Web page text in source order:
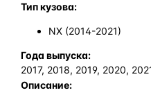
Тип кузова:
NX (2014-2021)
Года выпуска:
2017, 2018, 2019, 2020,
Описание: